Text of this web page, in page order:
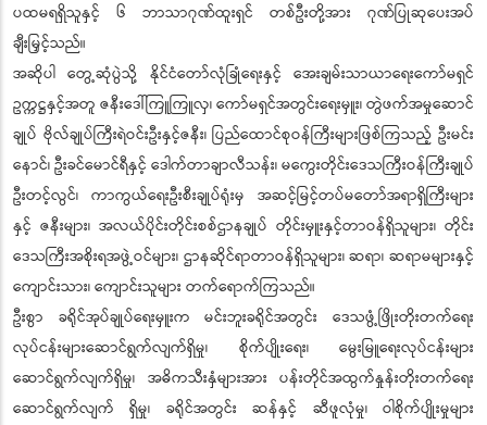
ပထမရရှိသူနှင့် ၆ ဘာသာဂုဏ်ထူးရှင် တစ်ဦးတို့အား ဂုဏ်ပြုဆုပေးအပ်
ချီးမြှင့်သည်။
အဆိုပါ တွေ့ဆုံပွဲသို့ နိုင်ငံတော်လုံခြုံရေးနှင့် အေးချမ်းသာယာရေးကော်မရှင်
ဥက္ကဋ္ဌနှင့်အတူ ဇနီးဒေါ်ကြူကြူလှ၊ ကော်မရှင်အတွင်းရေးမှူး၊ တွဲဖက်အမှုဆောင်
ချုပ် ဗိုလ်ချုပ်ကြီးရဲဝင်းဦးနှင့်ဇနီး၊ ပြည်ထောင်စုဝန်ကြီးများဖြစ်ကြသည့် ဦးမင်း
နောင်၊ ဦးခင်မောင်ရီနှင့် ဒေါက်တာချာလီသန်း၊ မကွေးတိုင်းဒေသကြီးဝန်ကြီးချုပ်
ဦးတင့်လွင်၊ ကာကွယ်ရေးဦးစီးချုပ်ရုံးမှ အဆင့်မြင့်တပ်မတော်အရာရှိကြီးများ
နှင့် ဇနီးများ၊ အလယ်ပိုင်းတိုင်းစစ်ဌာနချုပ် တိုင်းမှူးနှင့်တာဝန်ရှိသူများ၊ တိုင်း
ဒေသကြီးအစိုးရအဖွဲ့ဝင်များ၊ ဌာနဆိုင်ရာတာဝန်ရှိသူများ၊ ဆရာ၊ ဆရာမများနှင့်
ကျောင်းသား၊ ကျောင်းသူများ တက်ရောက်ကြသည်။
ဦးစွာ ခရိုင်အုပ်ချုပ်ရေးမှူးက မင်းဘူးခရိုင်အတွင်း ဒေသဖွံ့ဖြိုးတိုးတက်ရေး
လုပ်ငန်းများဆောင်ရွက်လျက်ရှိမှု၊ စိုက်ပျိုးရေး၊ မွေးမြူရေးလုပ်ငန်းများ
ဆောင်ရွက်လျက်ရှိမှု၊ အဓိကသီးနှံများအား ပန်းတိုင်အထွက်နှုန်းတိုးတက်ရေး
ဆောင်ရွက်လျက် ရှိမှု၊ ခရိုင်အတွင်း ဆန်နှင့် ဆီဖူလုံမှု၊ ဝါစိုက်ပျိုးမှုများ